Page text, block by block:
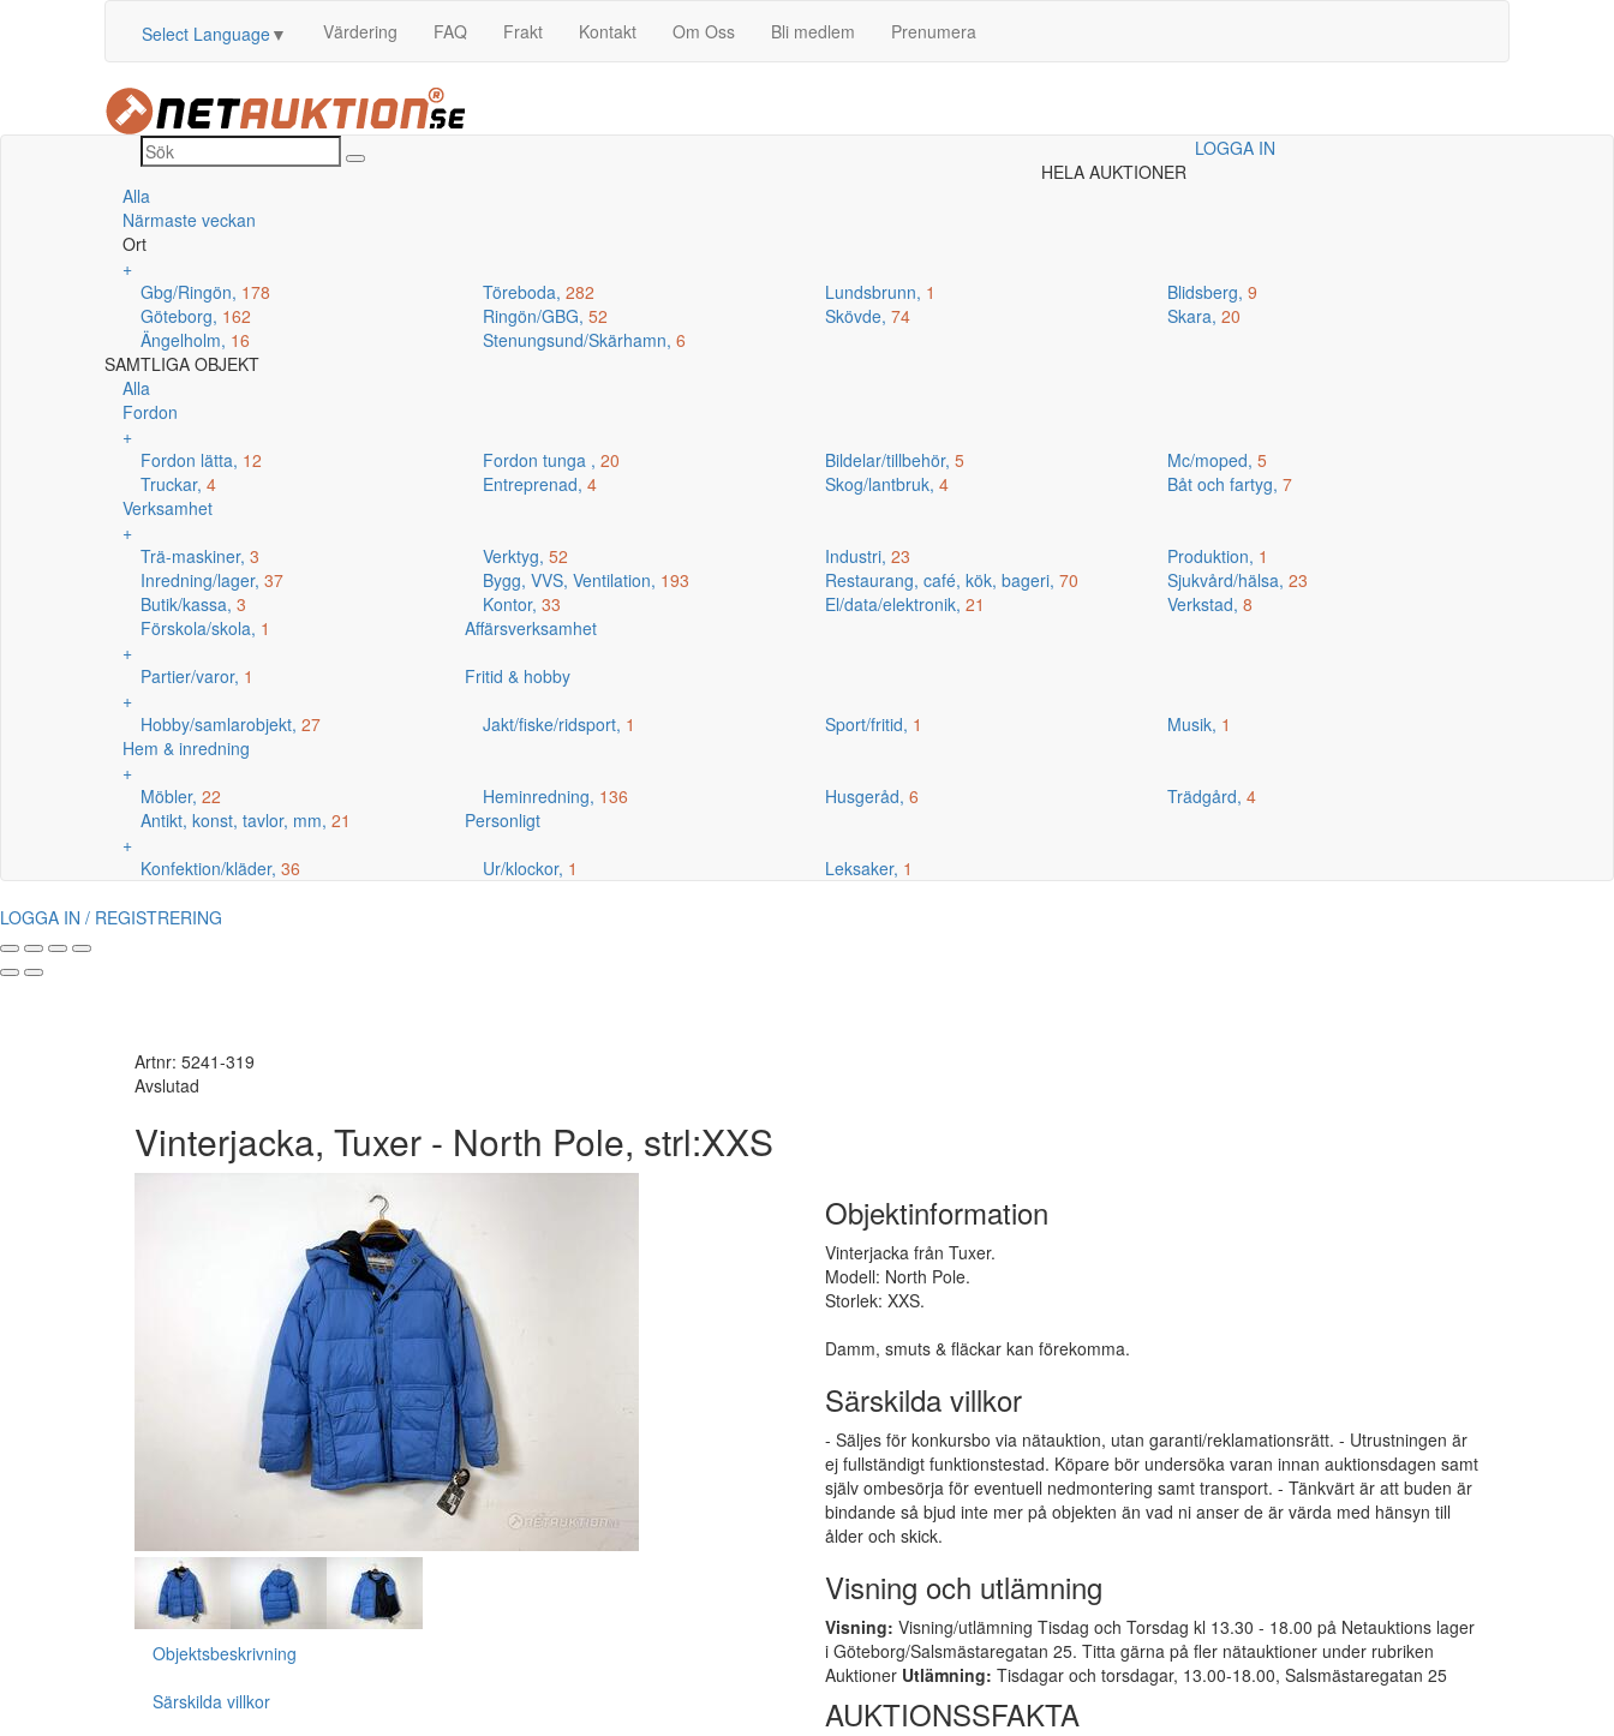
Select Language▼ Värdering FAQ Frakt Kontakt Om Oss Bli medlem Prenumera
LOGGA IN
HELA AUKTIONER
Alla
Närmaste veckan
Ort
+
Gbg/Ringön, 178 Töreboda, 282 Lundsbrunn, 1 Blidsberg, 9
Göteborg, 162 Ringön/GBG, 52 Skövde, 74 Skara, 20
Ängelholm, 16 Stenungsund/Skärhamn, 6
SAMTLIGA OBJEKT
Alla
Fordon
+
Fordon lätta, 12 Fordon tunga , 20 Bildelar/tillbehör, 5 Mc/moped, 5
Truckar, 4 Entreprenad, 4 Skog/lantbruk, 4 Båt och fartyg, 7
Verksamhet
+
Trä-maskiner, 3 Verktyg, 52 Industri, 23 Produktion, 1
Inredning/lager, 37 Bygg, VVS, Ventilation, 193 Restaurang, café, kök, bageri, 70 Sjukvård/hälsa, 23
Butik/kassa, 3 Kontor, 33 El/data/elektronik, 21 Verkstad, 8
Förskola/skola, 1
Affärsverksamhet
+
Partier/varor, 1
Fritid & hobby
+
Hobby/samlarobjekt, 27 Jakt/fiske/ridsport, 1 Sport/fritid, 1 Musik, 1
Hem & inredning
+
Möbler, 22 Heminredning, 136 Husgeråd, 6 Trädgård, 4
Antikt, konst, tavlor, mm, 21
Personligt
+
Konfektion/kläder, 36 Ur/klockor, 1 Leksaker, 1
LOGGA IN / REGISTRERING
Artnr: 5241-319
Avslutad
Vinterjacka, Tuxer - North Pole, strl:XXS
Objektsbeskrivning
Särskilda villkor
Objektinformation
Vinterjacka från Tuxer.
Modell: North Pole.
Storlek: XXS.
Damm, smuts & fläckar kan förekomma.
Särskilda villkor
- Säljes för konkursbo via nätauktion, utan garanti/reklamationsrätt. - Utrustningen är
ej fullständigt funktionstestad. Köpare bör undersöka varan innan auktionsdagen samt
själv ombesörja för eventuell nedmontering samt transport. - Tänkvärt är att buden är
bindande så bjud inte mer på objekten än vad ni anser de är värda med hänsyn till
ålder och skick.
Visning och utlämning
Visning: Visning/utlämning Tisdag och Torsdag kl 13.30 - 18.00 på Netauktions lager
i Göteborg/Salsmästaregatan 25. Titta gärna på fler nätauktioner under rubriken
Auktioner Utlämning: Tisdagar och torsdagar, 13.00-18.00, Salsmästaregatan 25
AUKTIONSSFAKTA